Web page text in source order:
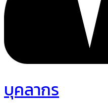
บุคลากร